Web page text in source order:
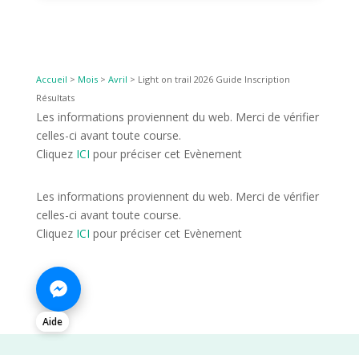
Accueil > Mois> Avril > Light on trail 2026 Guide Inscription
Résultats
Les informations proviennent du web. Merci de vérifier
celles-ci avant toute course.
Cliquez ICI pour préciser cet Evènement
Les informations proviennent du web. Merci de vérifier
celles-ci avant toute course.
Cliquez ICI pour préciser cet Evènement
Aide